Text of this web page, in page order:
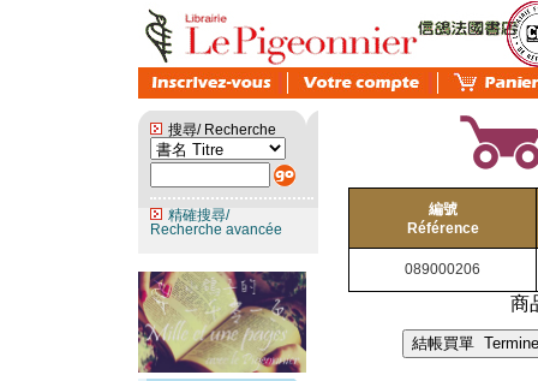
搜尋/ Recherche
精確搜尋/
Recherche avancée
編號
Référence
089000206
商